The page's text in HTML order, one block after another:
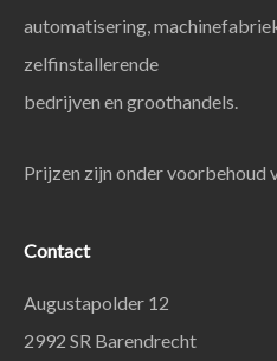
automatisering,
zelfinstallerende
bedrijven en groothandels.
Prijzen zijn onder voorbehoud
Contact
Augustapolder 12
2992 SR Barendrecht